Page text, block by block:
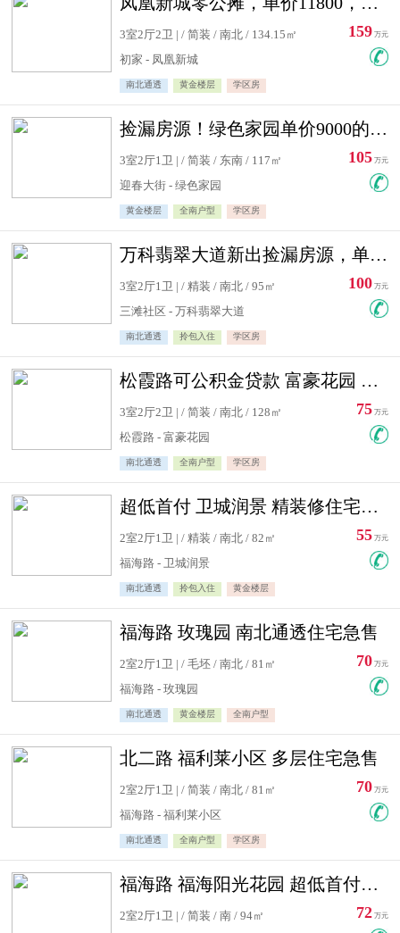
3室2厅2卫 | / 简装 / 南北 / 134.15㎡
初家 - 凤凰新城
南北通透 黄金楼层 学区房
159 万元
捡漏房源！绿色家园单价9000的大三居，实验小学永明双学区
3室2厅1卫 | / 简装 / 东南 / 117㎡
迎春大街 - 绿色家园
黄金楼层 全南户型 学区房
105 万元
万科翡翠大道新出捡漏房源，单价10500精装修
3室2厅1卫 | / 精装 / 南北 / 95㎡
三滩社区 - 万科翡翠大道
南北通透 拎包入住 学区房
100 万元
松霞路可公积金贷款 富豪花园 复式住宅急售送小棚
3室2厅2卫 | / 简装 / 南北 / 128㎡
松霞路 - 富豪花园
南北通透 全南户型 学区房
75 万元
超低首付 卫城润景 精装修住宅急售 可公积金贷款
2室2厅1卫 | / 精装 / 南北 / 82㎡
福海路 - 卫城润景
南北通透 拎包入住 黄金楼层
55 万元
福海路 玫瑰园 南北通透住宅急售
2室2厅1卫 | / 毛坯 / 南北 / 81㎡
福海路 - 玫瑰园
南北通透 黄金楼层 全南户型
70 万元
北二路 福利莱小区 多层住宅急售
2室2厅1卫 | / 简装 / 南北 / 81㎡
福海路 - 福利莱小区
南北通透 全南户型 学区房
70 万元
福海路 福海阳光花园 超低首付住宅急售
2室2厅1卫 | / 简装 / 南 / 94㎡
72 万元